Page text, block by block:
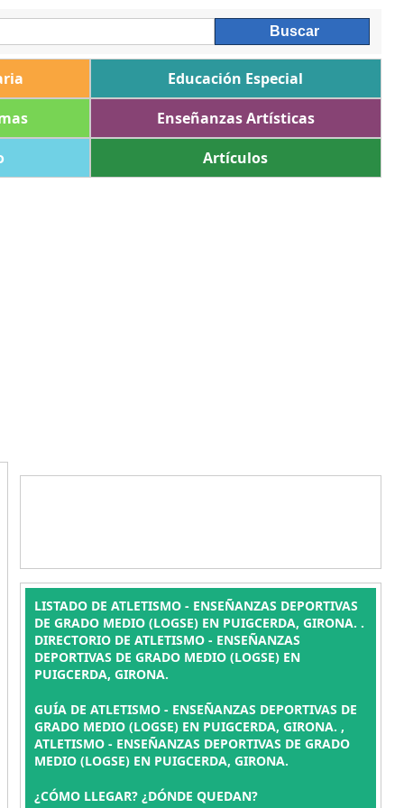
Educación Especial
Enseñanzas Artísticas
Artículos
LISTADO DE ATLETISMO - ENSEÑANZAS DEPORTIVAS
DE GRADO MEDIO (LOGSE) EN PUIGCERDA, GIRONA. .
DIRECTORIO DE ATLETISMO - ENSEÑANZAS
DEPORTIVAS DE GRADO MEDIO (LOGSE) EN
PUIGCERDA, GIRONA.
GUÍA DE ATLETISMO - ENSEÑANZAS DEPORTIVAS DE
GRADO MEDIO (LOGSE) EN PUIGCERDA, GIRONA. ,
ATLETISMO - ENSEÑANZAS DEPORTIVAS DE GRADO
MEDIO (LOGSE) EN PUIGCERDA, GIRONA.
¿CÓMO LLEGAR? ¿DÓNDE QUEDAN?